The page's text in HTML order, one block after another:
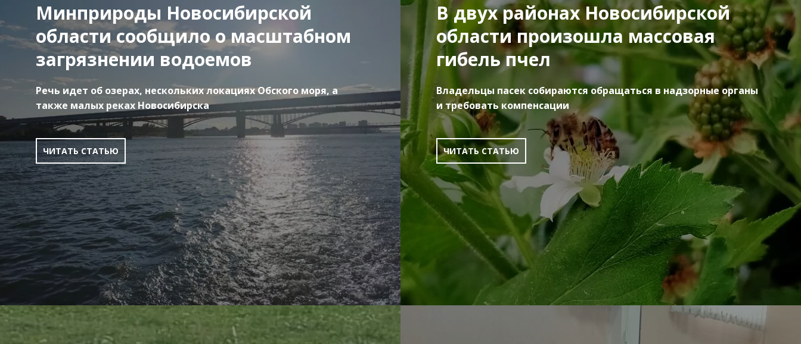
Минприроды Новосибирской
области сообщило о масштабном
загрязнении водоемов
Речь идет об озерах, нескольких локациях Обского моря, а
также малых реках Новосибирска
ЧИТАТЬ СТАТЬЮ
В двух районах Новосибирской
области произошла массовая
гибель пчел
Владельцы пасек собираются обращаться в надзорные органы
и требовать компенсации
ЧИТАТЬ СТАТЬЮ